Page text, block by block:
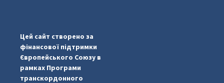
Цей сайт створено за
фінансової підтримки
Європейського Союзу в
рамках Програми
транскордонного